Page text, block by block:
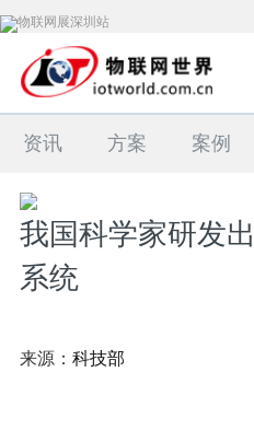
资讯 方案 案例
我国科学家研发
系统
来源： 科技部